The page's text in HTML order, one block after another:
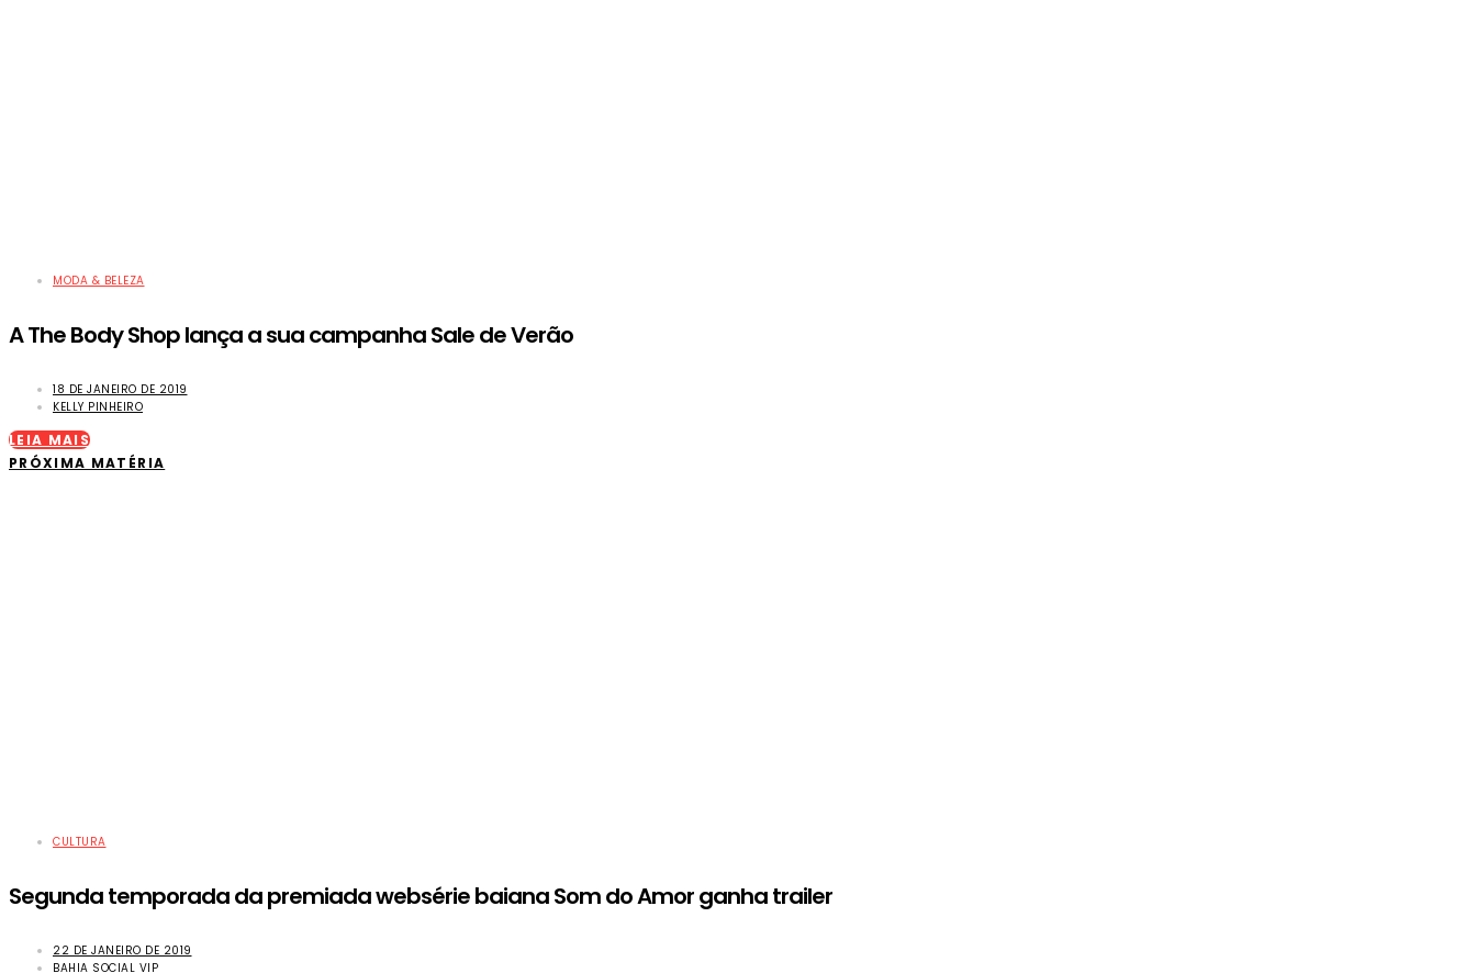
MODA & BELEZA
A The Body Shop lança a sua campanha Sale de Verão
18 DE JANEIRO DE 2019
KELLY PINHEIRO
LEIA MAIS
PRÓXIMA MATÉRIA
CULTURA
Segunda temporada da premiada websérie baiana Som do Amor ganha trailer
22 DE JANEIRO DE 2019
BAHIA SOCIAL VIP